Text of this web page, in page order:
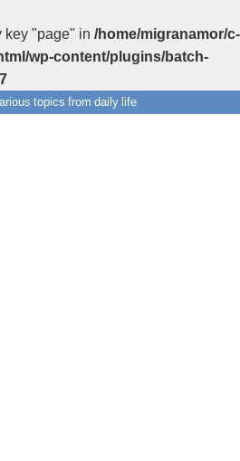
key "page" in /home/migranamor/c-
wp-content/plugins/batch-
topics from daily life